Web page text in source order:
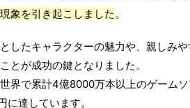
象を引き起こしました。
したキャラクターの魅力や、親しみ
とが成功の鍵となりました。
界で累計4億8000万本以上のゲーム
に達しています。